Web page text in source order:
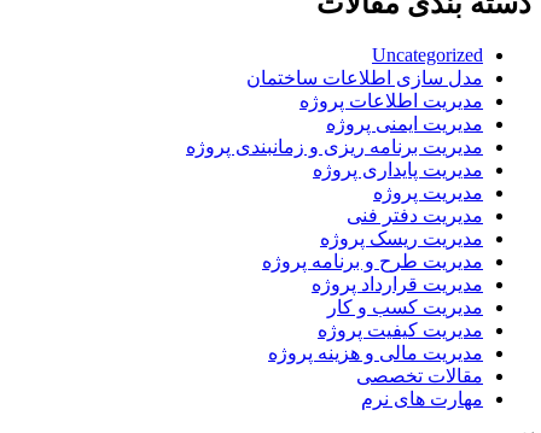
Uncategorized
مدل سازی اطلاعات ساختمان
مدیریت اطلاعات پروژه
مدیریت ایمنی پروژه
مدیریت برنامه ریزی و زمانبندی پروژه
مدیریت پایداری پروژه
مدیریت پروژه
مدیریت دفتر فنی
مدیریت ریسک پروژه
مدیریت طرح و برنامه پروژه
مدیریت قرارداد پروژه
مدیریت کسب و کار
مدیریت کیفیت پروژه
مدیریت مالی و هزینه پروژه
مقالات تخصصی
مهارت های نرم